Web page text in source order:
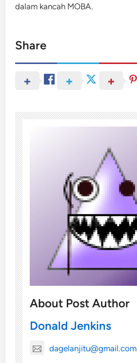
dalam kancah MOBA.
Share
About Post Author
Donald Jenkins
dagelanjitu@gmail.com